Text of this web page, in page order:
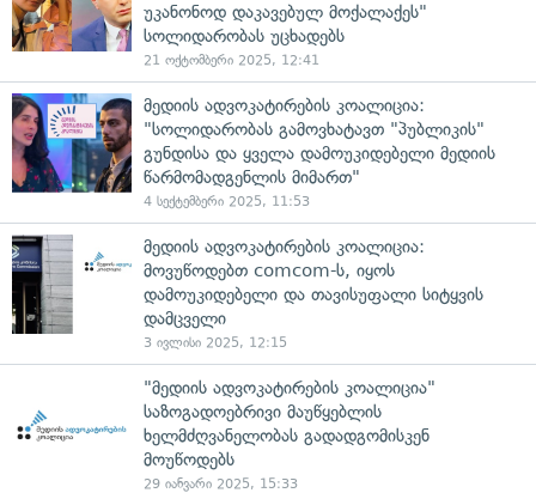
უკანონოდ დაკავებულ მოქალაქეს"
სოლიდარობას უცხადებს
21 ოქტომბერი 2025, 12:41
მედიის ადვოკატირების კოალიცია:
"სოლიდარობას გამოვხატავთ "პუბლიკის"
გუნდისა და ყველა დამოუკიდებელი მედიის
წარმომადგენლის მიმართ"
4 სექტემბერი 2025, 11:53
მედიის ადვოკატირების კოალიცია:
მოვუწოდებთ comcom-ს, იყოს
დამოუკიდებელი და თავისუფალი სიტყვის
დამცველი
3 ივლისი 2025, 12:15
"მედიის ადვოკატირების კოალიცია"
საზოგადოებრივი მაუწყებლის
ხელმძღვანელობას გადადგომისკენ
მოუწოდებს
29 იანვარი 2025, 15:33